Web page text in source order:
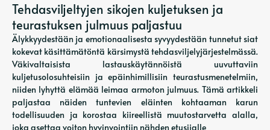
Tehdasviljeltyjen sikojen kuljetuksen ja
teurastuksen julmuus paljastuu
Älykkyydestään ja emotionaalisesta syvyydestään tunnetut siat
kokevat käsittämätöntä kärsimystä tehdasviljelyjärjestelmässä.
Väkivaltaisista lastauskäytännöistä uuvuttaviin
kuljetusolosuhteisiin ja epäinhimillisiin teurastusmenetelmiin,
niiden lyhyttä elämää leimaa armoton julmuus. Tämä artikkeli
paljastaa näiden tuntevien eläinten kohtaaman karun
todellisuuden ja korostaa kiireellistä muutostarvetta alalla,
joka asettaa voiton hyvinvointiin nähden etusijalle